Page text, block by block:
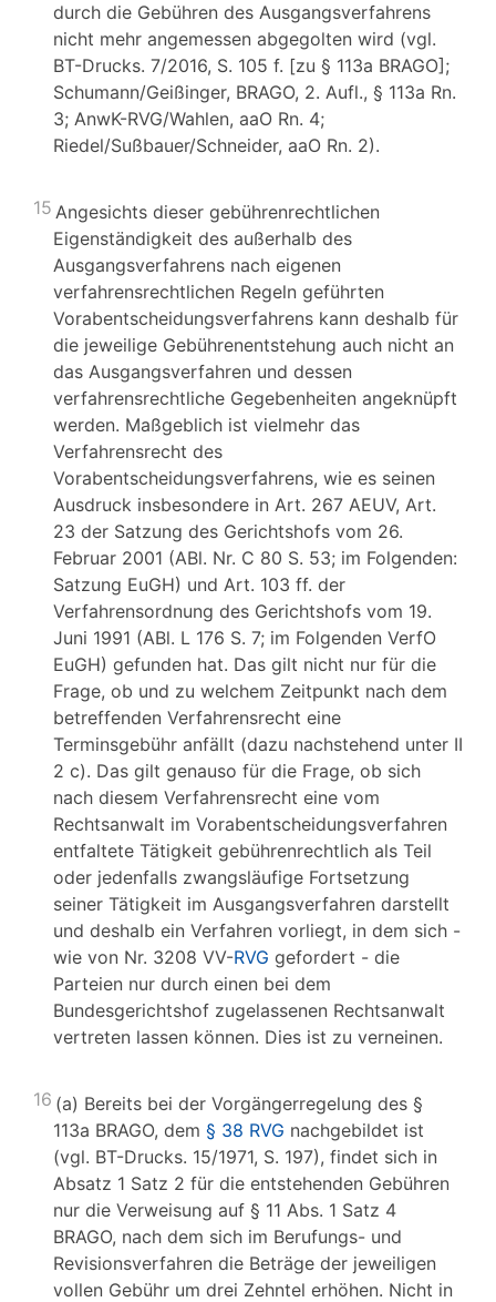
durch die Gebühren des Ausgangsverfahrens
nicht mehr angemessen abgegolten wird (vgl.
BT-Drucks. 7/2016, S. 105 f. [zu § 113a BRAGO];
Schumann/Geißinger, BRAGO, 2. Aufl., § 113a Rn.
3; AnwK-RVG/Wahlen, aaO Rn. 4;
Riedel/Sußbauer/Schneider, aaO Rn. 2).
15 Angesichts dieser gebührenrechtlichen
Eigenständigkeit des außerhalb des
Ausgangsverfahrens nach eigenen
verfahrensrechtlichen Regeln geführten
Vorabentscheidungsverfahrens kann deshalb für
die jeweilige Gebührenentstehung auch nicht an
das Ausgangsverfahren und dessen
verfahrensrechtliche Gegebenheiten angeknüpft
werden. Maßgeblich ist vielmehr das
Verfahrensrecht des
Vorabentscheidungsverfahrens, wie es seinen
Ausdruck insbesondere in Art. 267 AEUV, Art.
23 der Satzung des Gerichtshofs vom 26.
Februar 2001 (ABl. Nr. C 80 S. 53; im Folgenden:
Satzung EuGH) und Art. 103 ff. der
Verfahrensordnung des Gerichtshofs vom 19.
Juni 1991 (ABl. L 176 S. 7; im Folgenden VerfO
EuGH) gefunden hat. Das gilt nicht nur für die
Frage, ob und zu welchem Zeitpunkt nach dem
betreffenden Verfahrensrecht eine
Terminsgebühr anfällt (dazu nachstehend unter II
2 c). Das gilt genauso für die Frage, ob sich
nach diesem Verfahrensrecht eine vom
Rechtsanwalt im Vorabentscheidungsverfahren
entfaltete Tätigkeit gebührenrechtlich als Teil
oder jedenfalls zwangsläufige Fortsetzung
seiner Tätigkeit im Ausgangsverfahren darstellt
und deshalb ein Verfahren vorliegt, in dem sich -
wie von Nr. 3208 VV-RVG gefordert - die
Parteien nur durch einen bei dem
Bundesgerichtshof zugelassenen Rechtsanwalt
vertreten lassen können. Dies ist zu verneinen.
16 (a) Bereits bei der Vorgängerregelung des §
113a BRAGO, dem § 38 RVG nachgebildet ist
(vgl. BT-Drucks. 15/1971, S. 197), findet sich in
Absatz 1 Satz 2 für die entstehenden Gebühren
nur die Verweisung auf § 11 Abs. 1 Satz 4
BRAGO, nach dem sich im Berufungs- und
Revisionsverfahren die Beträge der jeweiligen
vollen Gebühr um drei Zehntel erhöhen. Nicht in